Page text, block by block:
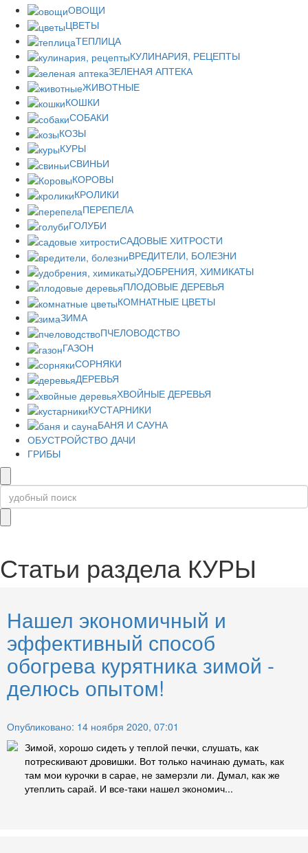
ОВОЩИ
ЦВЕТЫ
ТЕПЛИЦА
КУЛИНАРИЯ, РЕЦЕПТЫ
ЗЕЛЕНАЯ АПТЕКА
ЖИВОТНЫЕ
КОШКИ
СОБАКИ
КОЗЫ
КУРЫ
СВИНЬИ
КОРОВЫ
КРОЛИКИ
ПЕРЕПЕЛА
ГОЛУБИ
САДОВЫЕ ХИТРОСТИ
ВРЕДИТЕЛИ, БОЛЕЗНИ
УДОБРЕНИЯ, ХИМИКАТЫ
ПЛОДОВЫЕ ДЕРЕВЬЯ
КОМНАТНЫЕ ЦВЕТЫ
ЗИМА
ПЧЕЛОВОДСТВО
ГАЗОН
СОРНЯКИ
ДЕРЕВЬЯ
ХВОЙНЫЕ ДЕРЕВЬЯ
КУСТАРНИКИ
БАНЯ И САУНА
ОБУСТРОЙСТВО ДАЧИ
ГРИБЫ
Статьи раздела КУРЫ
Нашел экономичный и
эффективный способ
обогрева курятника зимой -
делюсь опытом!
Опубликовано: 14 ноября 2020, 07:01
Зимой, хорошо сидеть у теплой печки, слушать, как
потрескивают дровишки. Вот только начинаю думать, как
там мои курочки в сарае, не замерзли ли. Думал, как же
утеплить сарай. И все-таки нашел экономич...